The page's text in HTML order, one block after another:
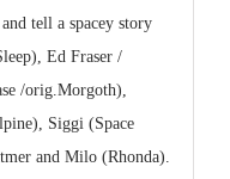
tell a spacey story
Ed Fraser /
/orig.Morgoth),
Siggi (Space
and Milo (Rhonda)